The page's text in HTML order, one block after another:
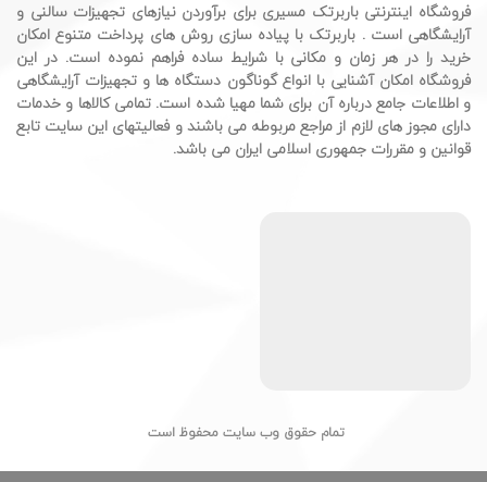
فروشگاه اینترنتی باربرتک مسیری برای برآوردن نیازهای تجهیزات سالنی و
آرایشگاهی است . باربرتک با پیاده سازی روش های پرداخت متنوع امکان
خرید را در هر زمان و مکانی با شرایط ساده فراهم نموده است. در این
فروشگاه امکان آشنایی با انواع گوناگون دستگاه ها و تجهیزات آرایشگاهی
و اطلاعات جامع درباره آن برای شما مهیا شده است. تمامی کالاها و خدمات
دارای مجوز های لازم از مراجع مربوطه می باشند و فعالیتهای این سایت تابع
قوانین و مقررات جمهوری اسلامی ایران می باشد.
تمام حقوق وب سایت محفوظ است